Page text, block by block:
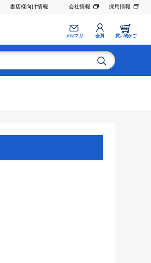
書店様向け情報 会社情報 採用情報
メルマガ 会員 買い物かご